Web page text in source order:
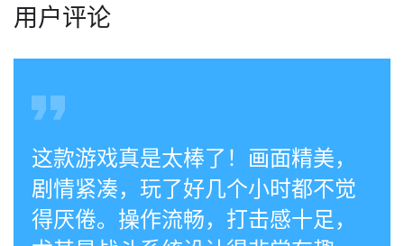
用户评论
这款游戏真是太棒了！画面精美，
剧情紧凑，玩了好几个小时都不觉
得厌倦。操作流畅，打击感十足，